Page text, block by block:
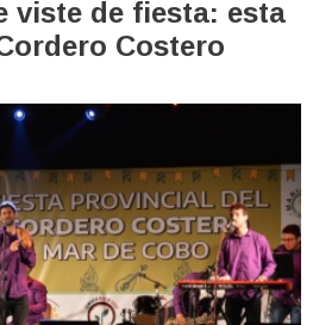
viste de fiesta: esta
Costero